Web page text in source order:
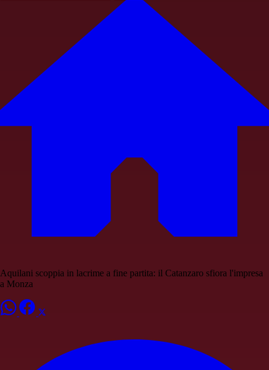
Aquilani scoppia in lacrime a fine partita: il Catanzaro sfiora l'impresa
a Monza